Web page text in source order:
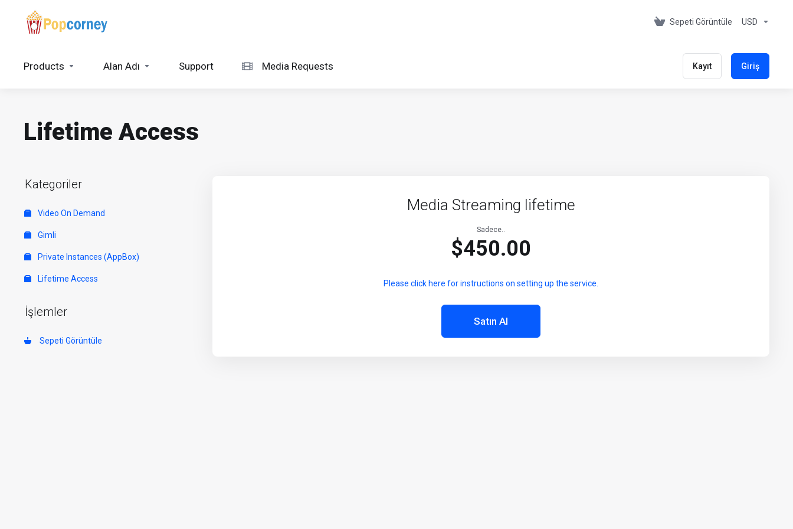
Sepeti Görüntüle USD
Products Alan Adı Support Media Requests Kayıt Giriş
Lifetime Access
Kategoriler
Video On Demand
Gimli
Private Instances (AppBox)
Lifetime Access
İşlemler
Sepeti Görüntüle
Media Streaming lifetime
Sadece..
$450.00
Please click here for instructions on setting up the service.
Satın Al